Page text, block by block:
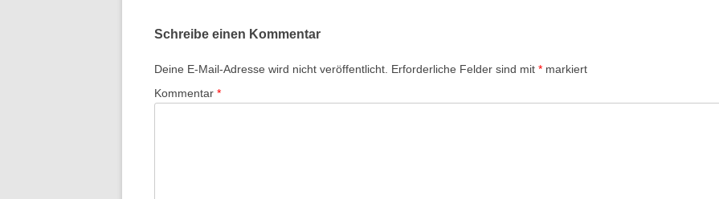
Schreibe einen Kommentar
Deine E-Mail-Adresse wird nicht veröffentlicht. Erforderliche Felder sind mit * markiert
Kommentar *